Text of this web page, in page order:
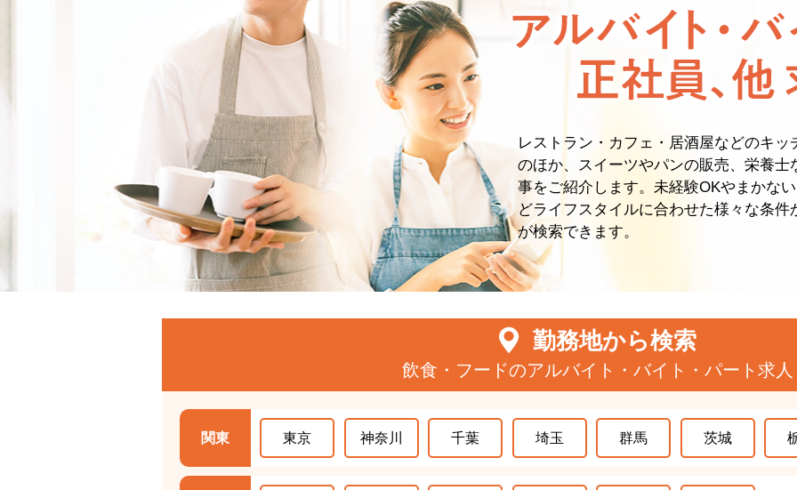
レストラン・カフェ・居酒屋などのキ
のほか、スイーツやパンの販売、栄養
事をご紹介します。未経験OKやまかな
どライフスタイルに合わせた様々な条
が検索できます。
勤務地から検索
飲食・フードのアルバイト・バイト・パート求人
関東 東京 神奈川 千葉 埼玉 群馬 茨城